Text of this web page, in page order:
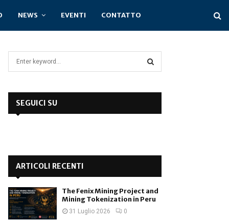
NEWS EVENTI CONTATTO
SEGUICI SU
ARTICOLI RECENTI
The Fenix Mining Project and
Mining Tokenization in Peru
31 Luglio 2026 0